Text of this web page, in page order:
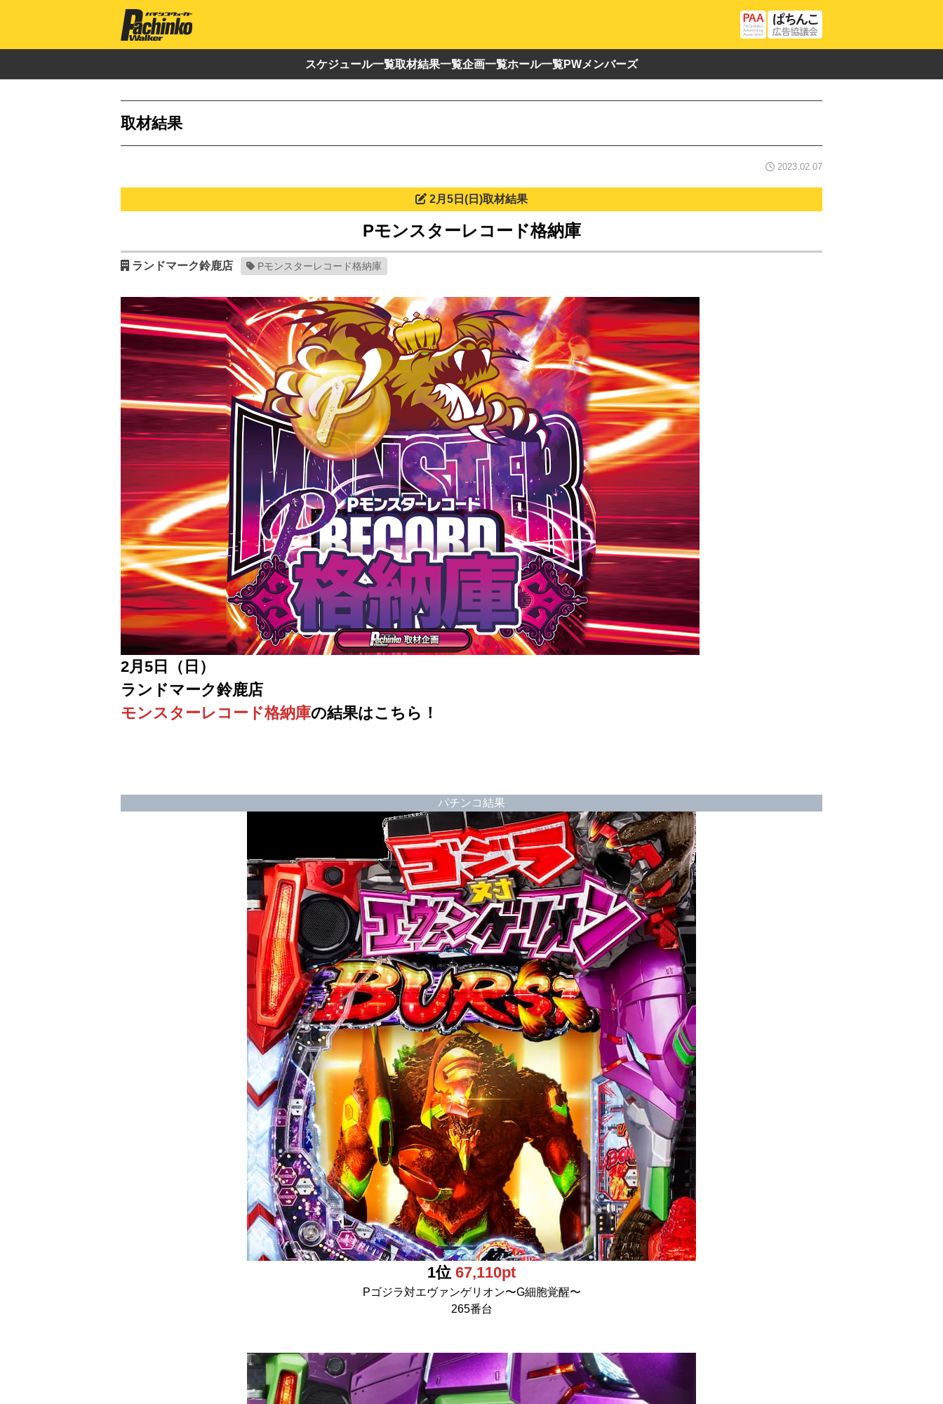
スケジュール一覧取材結果一覧企画一覧ホール一覧PWメンバーズ
取材結果
2023.02.07
2月5日(日)取材結果
Pモンスターレコード格納庫
ランドマーク鈴鹿店 Pモンスターレコード格納庫
2月5日（日）
ランドマーク鈴鹿店
モンスターレコード格納庫の結果はこちら！
パチンコ結果
1位 67,110pt
Pゴジラ対エヴァンゲリオン〜G細胞覚醒〜
265番台